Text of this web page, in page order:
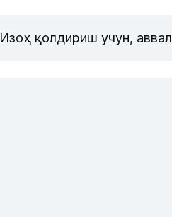
Изоҳ қолдириш учун, аввал